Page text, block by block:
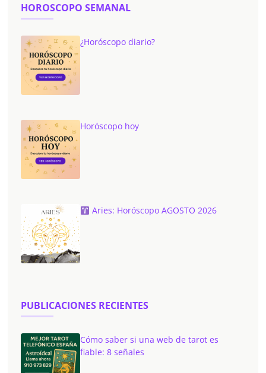
HOROSCOPO SEMANAL
¿Horóscopo diario?
Horóscopo hoy
Aries: Horóscopo AGOSTO 2026
PUBLICACIONES RECIENTES
Cómo saber si una web de tarot es
fiable: 8 señales